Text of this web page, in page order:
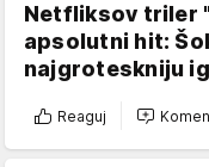
Netfliksov triler
apsolutni hit:
najgroteskniju
Reaguj